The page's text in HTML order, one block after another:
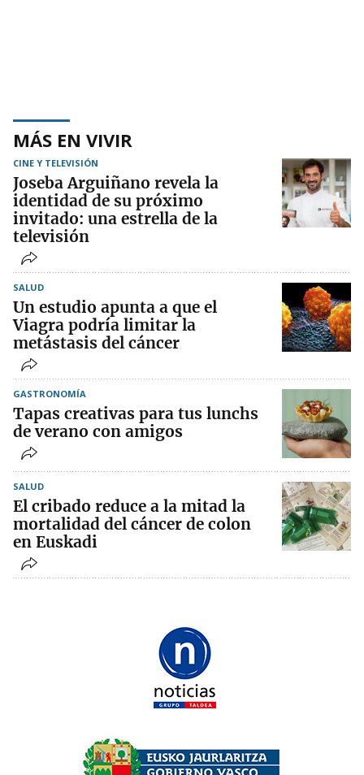
MÁS EN VIVIR
CINE Y TELEVISIÓN
Joseba Arguiñano revela la
identidad de su próximo
invitado: una estrella de la
televisión
SALUD
Un estudio apunta a que el
Viagra podría limitar la
metástasis del cáncer
GASTRONOMÍA
Tapas creativas para tus lunchs
de verano con amigos
SALUD
El cribado reduce a la mitad la
mortalidad del cáncer de colon
en Euskadi